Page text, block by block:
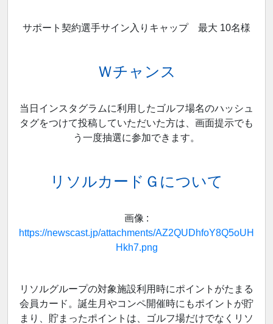
サポート契約選手サイン入りキャップ 最大 10名様
Ｗチャンス
当日インスタグラムに利用したゴルフ場名のハッシュ
タグをつけて投稿していただいた方は、画面提示でも
う一度抽選に参加できます。
リソルカードＧについて
画像 :
https://newscast.jp/attachments/AZ2QUDhfoY8Q5oUH
Hkh7.png
リソルグループの対象施設利用時にポイントがたまる
会員カード。誕生月やコンペ開催時にもポイントが貯
まり、貯まったポイントは、ゴルフ場だけでなくリソ